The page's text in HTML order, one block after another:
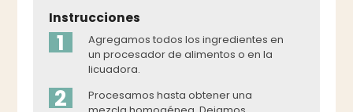
Instrucciones
1
Agregamos todos los ingredientes en
un procesador de alimentos o en la
licuadora.
2
Procesamos hasta obtener una